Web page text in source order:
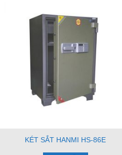
KÉT SẮT HANMI HS-86E